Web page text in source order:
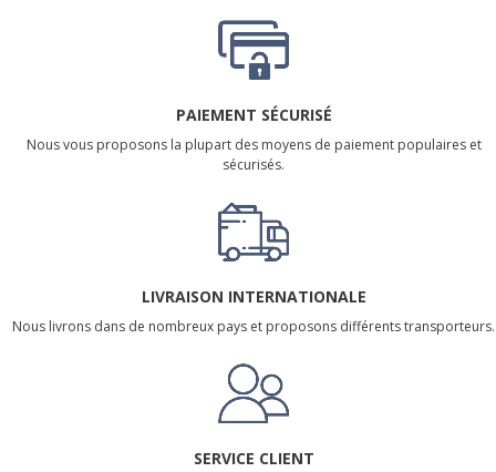
PAIEMENT SÉCURISÉ
Nous vous proposons la plupart des moyens de paiement populaires et
sécurisés.
LIVRAISON INTERNATIONALE
Nous livrons dans de nombreux pays et proposons différents transporteurs.
SERVICE CLIENT